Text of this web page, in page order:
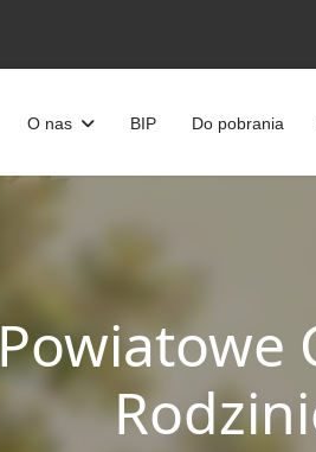
O nas BIP Do pobrania
Powiatowe